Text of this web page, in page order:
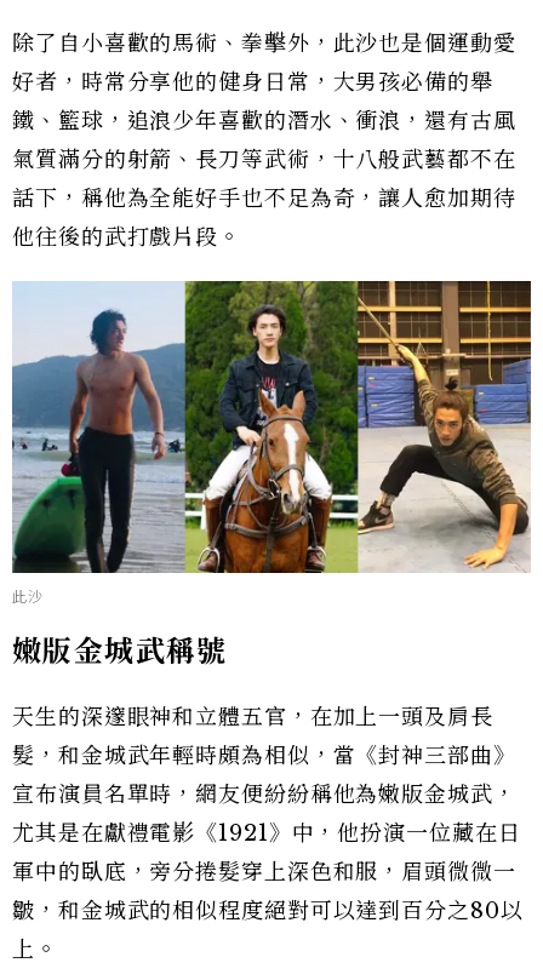
除了自小喜歡的馬術、拳擊外，此沙也是個運動愛
好者，時常分享他的健身日常，大男孩必備的舉
鐵、籃球，追浪少年喜歡的潛水、衝浪，還有古風
氣質滿分的射箭、長刀等武術，十八般武藝都不在
話下，稱他為全能好手也不足為奇，讓人愈加期待
他往後的武打戲片段。
此沙
嫩版金城武稱號
天生的深邃眼神和立體五官，在加上一頭及肩長
髮，和金城武年輕時頗為相似，當《封神三部曲》
宣布演員名單時，網友便紛紛稱他為嫩版金城武，
尤其是在獻禮電影《1921》中，他扮演一位藏在日
軍中的臥底，旁分捲髮穿上深色和服，眉頭微微一
皺，和金城武的相似程度絕對可以達到百分之80以
上。